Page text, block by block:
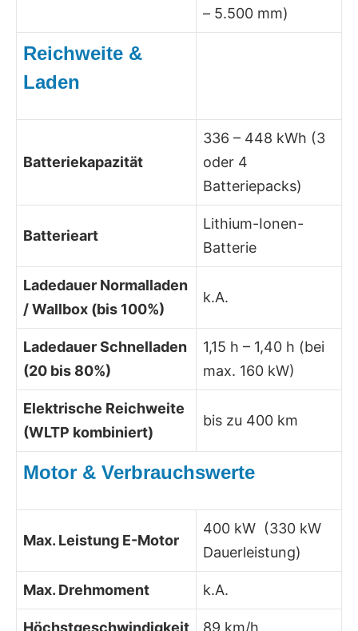
– 5.500 mm)
Reichweite &
Laden
Batteriekapazität
336 – 448 kWh (3
oder 4
Batteriepacks)
Batterieart
Lithium-Ionen-
Batterie
Ladedauer Normalladen
/ Wallbox (bis 100%)
k.A.
Ladedauer Schnelladen
(20 bis 80%)
1,15 h – 1,40 h (bei
max. 160 kW)
Elektrische Reichweite
(WLTP kombiniert)
bis zu 400 km
Motor & Verbrauchswerte
Max. Leistung E-Motor
400 kW (330 kW
Dauerleistung)
Max. Drehmoment k.A.
Höchstgeschwindigkeit 89 km/h